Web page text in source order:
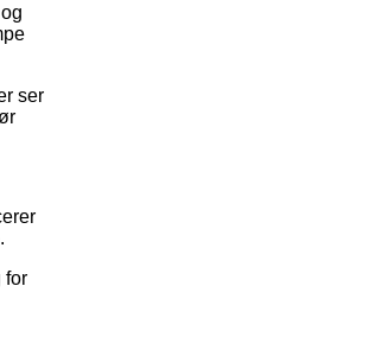
ser
for